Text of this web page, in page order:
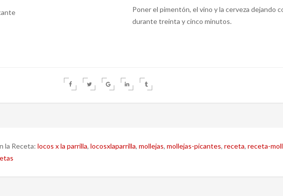
Poner el pimentón, el vino y la cerveza dejando
durante treinta y cinco minutos.
la Receta: locos x la parrilla, locosxlaparrilla, mollejas, mollejas-picantes, receta, receta-